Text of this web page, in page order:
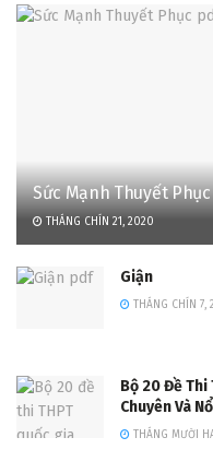
Sức Mạnh Thuyết Phục
THÁNG CHÍN 21, 2020
Giận
THÁNG CHÍN 7,
Bộ 20 Đề Thi
Chuyên Và
THÁNG MƯỜI